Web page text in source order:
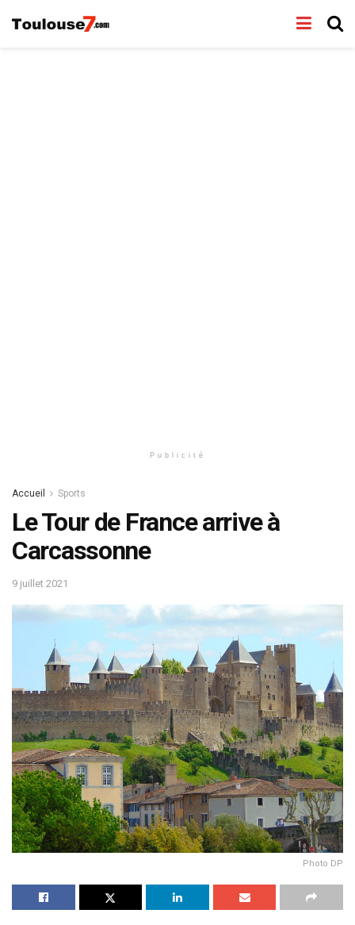
Publicité
Accueil Sports
Le Tour de France arrive à
Carcassonne
9 juillet 2021
Photo DP